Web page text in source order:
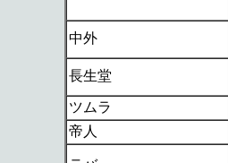
中外
長生堂
ツムラ
帝人